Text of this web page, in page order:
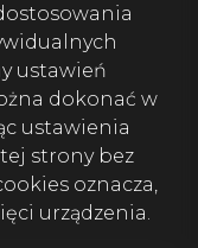
ustawień
dokonać w
ustawienia
strony bez
oznacza,
urządzenia.